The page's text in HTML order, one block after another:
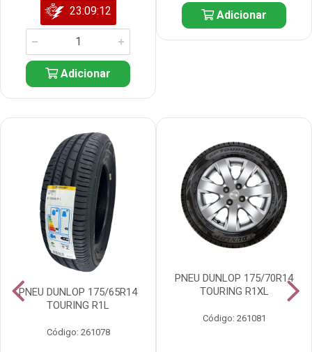
Adicionar
23:09:11
Adicionar
PNEU DUNLOP 175/65R14
TOURING R1L
Código: 261078
PNEU DUNLOP 175/70R14
TOURING R1XL
Código: 261081